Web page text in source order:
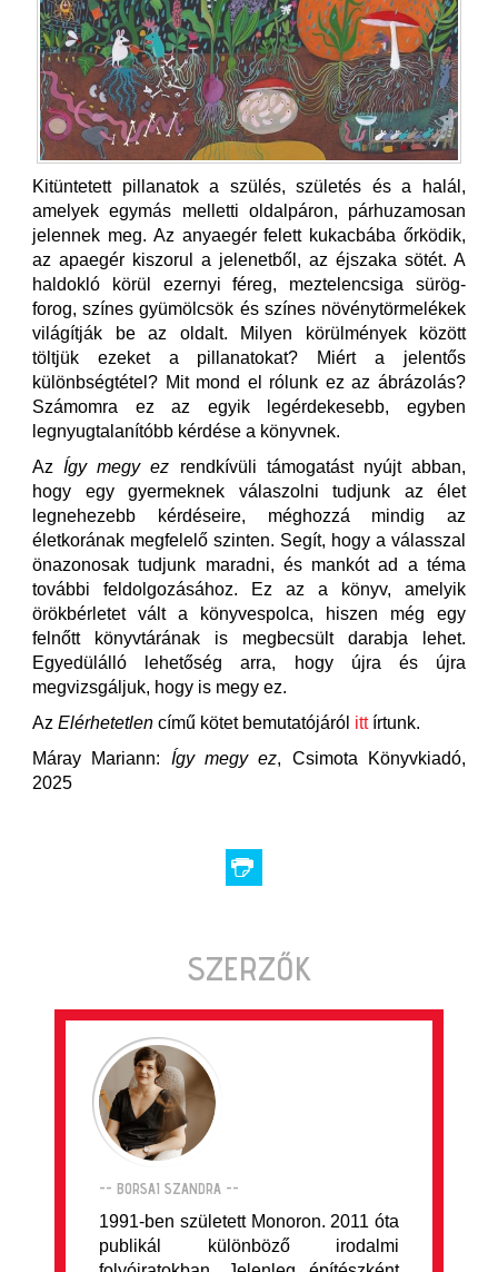
Kitüntetett pillanatok a szülés, születés és a halál,
amelyek egymás melletti oldalpáron, párhuzamosan
jelennek meg. Az anyaegér felett kukacbába őrködik,
az apaegér kiszorul a jelenetből, az éjszaka sötét. A
haldokló körül ezernyi féreg, meztelencsiga sürög-
forog, színes gyümölcsök és színes növénytörmelékek
világítják be az oldalt. Milyen körülmények között
töltjük ezeket a pillanatokat? Miért a jelentős
különbségtétel? Mit mond el rólunk ez az ábrázolás?
Számomra ez az egyik legérdekesebb, egyben
legnyugtalanítóbb kérdése a könyvnek.
AzÍgy megy ez rendkívüli támogatást nyújt abban,
hogy egy gyermeknek válaszolni tudjunk az élet
legnehezebb kérdéseire, méghozzá mindig az
életkorának megfelelő szinten. Segít, hogy a válasszal
önazonosak tudjunk maradni, és mankót ad a téma
további feldolgozásához. Ez az a könyv, amelyik
örökbérletet vált a könyvespolca, hiszen még egy
felnőtt könyvtárának is megbecsült darabja lehet.
Egyedülálló lehetőség arra, hogy újra és újra
megvizsgáljuk, hogy is megy ez.
Az Elérhetetlen című kötet bemutatójáról ittírtunk.
Máray Mariann: Így megy ez, Csimota Könyvkiadó,
2025
SZERZŐK
-- BORSAI SZANDRA --
1991-ben született Monoron. 2011 óta
publikál különböző irodalmi